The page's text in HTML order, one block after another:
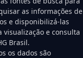
as informações de
e disponibilizá-las
visualização e consulta
Brasil.
os dados são